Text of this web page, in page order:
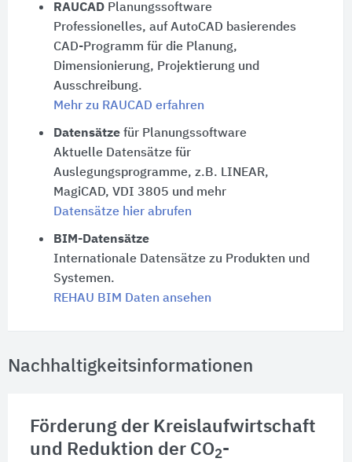
RAUCADPlanungssoftware
Professionelles, auf AutoCAD basierendes
CAD-Programm für die Planung,
Dimensionierung, Projektierung und
Ausschreibung.
Mehr zu RAUCAD erfahren
Datensätzefür Planungssoftware
Aktuelle Datensätze für
Auslegungsprogramme, z.B. LINEAR,
MagiCAD, VDI 3805 und mehr
Datensätze hier abrufen
BIM-Datensätze
Internationale Datensätze zu Produkten und
Systemen.
REHAU BIM Daten ansehen
Nachhaltigkeitsinformationen
Förderung der Kreislaufwirtschaft
und Reduktion der CO2-